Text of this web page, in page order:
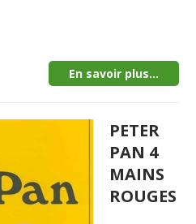
En savoir plus...
PETER
PAN 4
MAINS
ROUGES